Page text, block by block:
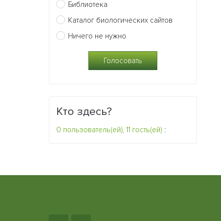
Библиотека
Каталог биологических сайтов
Ничего не нужно
Кто здесь?
0 пользователь(ей), 11 гость(ей) :